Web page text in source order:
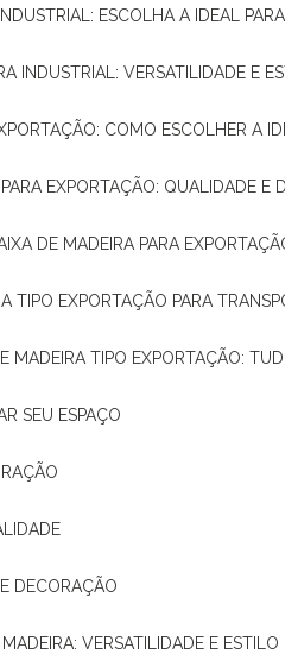
ESCOLHA A IDEAL
INDUSTRIAL: VERSATILIDADE E
COMO ESCOLHER A
PARA EXPORTAÇÃO: QUALIDADE E
DE MADEIRA PARA
TIPO EXPORTAÇÃO PARA
MADEIRA TIPO EXPORTAÇÃO:
SEU ESPAÇO
DECORAÇÃO
MADEIRA: VERSATILIDADE E ESTILO